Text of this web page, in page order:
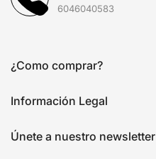
6046040583
¿Como comprar?
Información Legal
Únete a nuestro newsletter